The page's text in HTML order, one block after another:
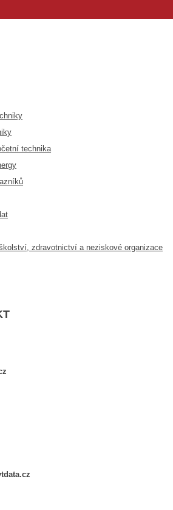
technika
zdravotnictví a neziskové organizace